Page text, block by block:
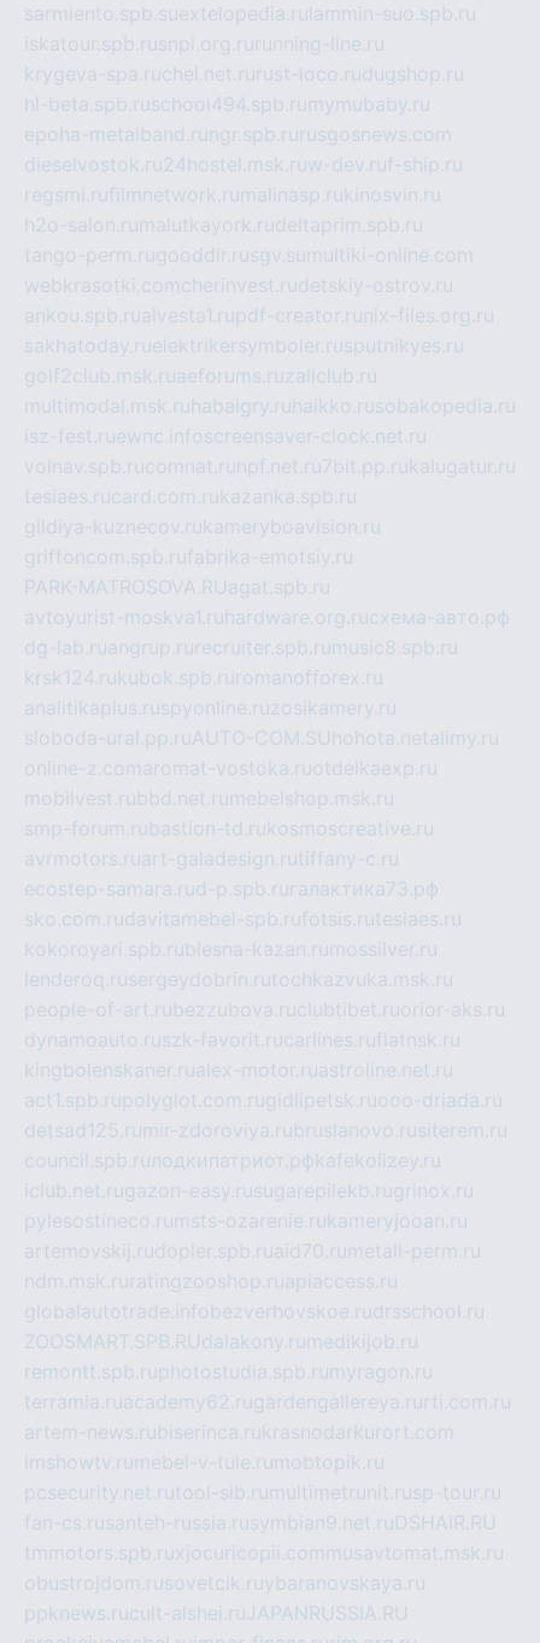
sarmiento.spb.suextelopedia.ru lammin-suo.spb.ru
iskatour.spb.rusnpi.org.ru running-line.ru
krygeva-spa.ruchel.net.ru rust-loco.rudugshop.ru
hl-beta.spb.ruschool494.spb.ru mymubaby.ru
epoha-metalband.ru ngr.spb.ru rusgosnews.com
dieselvostok.ru24hostel.msk.ruw-dev.ruf-ship.ru
regsmi.rufilmnetwork.ru malinasp.rukinosvin.ru
h2o-salon.ru malutkayork.rudeltaprim.spb.ru
tango-perm.rugooddir.rusgv.su multiki-online.com
webkrasotki.comcherinvest.rudetskiy-ostrov.ru
ankou.spb.rualvesta1.rupdf-creator.ru nix-files.org.ru
sakhatoday.ruelektrikersymboler.rusputnikyes.ru
golf2club.msk.ruaeforums.ruzallclub.ru
multimodal.msk.ru habaigry.ru haikko.rusobakopedia.ru
isz-fest.ruewnc.infoscreensaver-clock.net.ru
volnav.spb.rucomnat.ru npf.net.ru7bit.pp.rukalugatur.ru
tesiaes.rucard.com.rukazanka.spb.ru
gildiya-kuznecov.rukameryboavision.ru
griffoncom.spb.rufabrika-emotsiy.ru
PARK-MATROSOVA.RUagat.spb.ru
avtoyurist-moskva1.ru hardware.org.ruсхема-авто.рф
dg-lab.ruangrup.ru recruiter.spb.ru music8.spb.ru
krsk124.rukubok.spb.ru romanofforex.ru
analitikaplus.ruspyonline.ruzosikamery.ru
sloboda-ural.pp.ruAUTO-COM.SU hohota.netalimy.ru
online-z.comaromat-vostoka.ruotdelkaexp.ru
mobilvest.rubbd.net.ru mebelshop.msk.ru
smp-forum.rubastion-td.rukosmoscreative.ru
avrmotors.ruart-galadesign.rutiffany-c.ru
ecostep-samara.rud-p.spb.ru галактика73.рф
sko.com.rudavitamebel-spb.rufotsis.rutesiaes.ru
kokoroyari.spb.rublesna-kazan.ru mossilver.ru
lenderoq.rusergeydobrin.rutochkazvuka.msk.ru
people-of-art.rubezzubova.ruclubtibet.ruorior-aks.ru
dynamoauto.ruszk-favorit.rucarlines.ruflatnsk.ru
kingbolenskaner.rualex-motor.ruastroline.net.ru
act1.spb.rupolyglot.com.rugidlipetsk.ruooo-driada.ru
detsad125.ru mir-zdoroviya.rubruslanovo.rusiterem.ru
council.spb.ruлодкипатриот.рфkafekolizey.ru
iclub.net.rugazon-easy.rusugarepilekb.rugrinox.ru
pylesostineco.ru msts-ozarenie.rukameryjooan.ru
artemovskij.rudopler.spb.ruaid70.ru metall-perm.ru
ndm.msk.ru ratingzooshop.ruapiaccess.ru
globalautotrade.info bezverhovskoe.rudrsschool.ru
ZOOSMART.SPB.RUdalakony.ru medikijob.ru
remontt.spb.ruphotostudia.spb.ru myragon.ru
terramia.ruacademy62.rugardengallereya.ru rti.com.ru
artem-news.rubiserinca.rukrasnodarkurort.com
imshowtv.ru mebel-v-tule.ru mobtopik.ru
pcsecurity.net.rutool-sib.ru multimetrunit.rusp-tour.ru
fan-cs.rusanteh-russia.rusymbian9.net.ruDSHAIR.RU
tmmotors.spb.ruxjocuricopii.com musavtomat.msk.ru
obustrojdom.rusovetcik.ruybaranovskaya.ru
ppknews.rucult-alshei.ruJAPANRUSSIA.RU